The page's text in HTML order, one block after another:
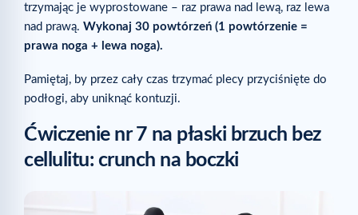
trzymając je wyprostowane – raz prawa nad lewą, raz lewa
nad prawą. Wykonaj 30 powtórzeń (1 powtórzenie =
prawa noga + lewa noga).
Pamiętaj, by przez cały czas trzymać plecy przyciśnięte do
podłogi, aby uniknąć kontuzji.
Ćwiczenie nr 7 na płaski brzuch bez
cellulitu: crunch na boczki